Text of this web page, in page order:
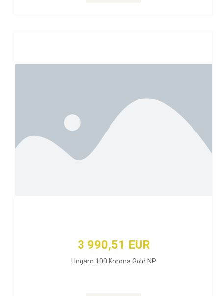
3 990,51 EUR
Ungarn 100 Korona Gold NP